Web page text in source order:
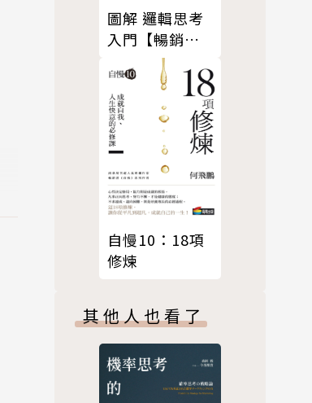
圖解 邏輯思考
入門【暢銷新
自慢10：18項
修煉
其他人也看了